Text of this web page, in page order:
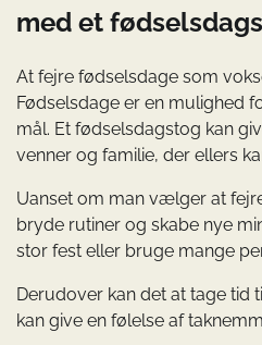
med et
At fejre fødselsdage som
Fødselsdage er en mulighed
mål. Et fødselsdagstog kan
venner og familie, der ellers
Uanset om man vælger at
bryde rutiner og skabe nye
stor fest eller bruge mange
Derudover kan det at tage tid
kan give en følelse af